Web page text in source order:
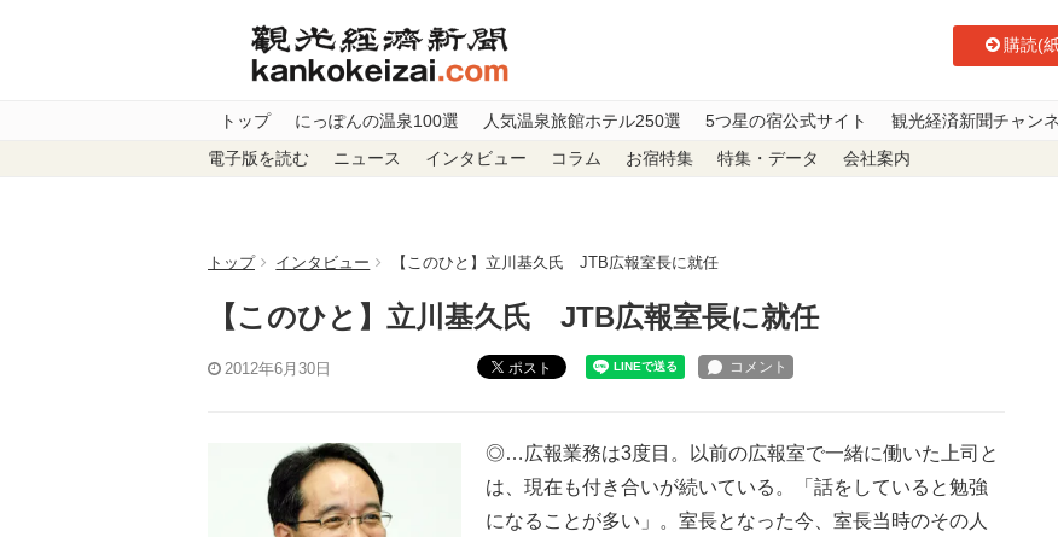
購読(
トップ にっぽんの温泉100選 人気温泉旅館ホテル250選 5つ星の宿公式サイト 観光経済新聞チャン
電子版を読む ニュース インタビュー コラム お宿特集 特集・データ 会社案内
トップ インタビュー 【このひと】立川基久氏 JTB広報室長に就任
【このひと】立川基久氏 JTB広報室長に就任
2012年6月30日 ポスト
◎…広報業務は3度目。以前の広報室で一緒に働いた上司と
は、現在も付き合いが続いている。「話をしていると勉強
になることが多い」。室長となった今、室長当時のその人